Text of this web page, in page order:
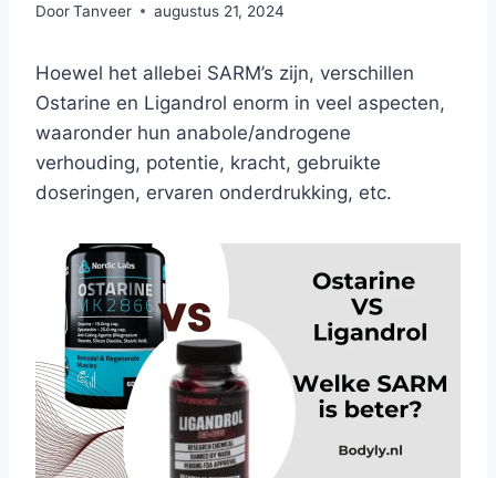
DoorTanveer augustus 21, 2024
Hoewel het allebei SARM’s zijn, verschillen
Ostarine en Ligandrol enorm in veel aspecten,
waaronder hun anabole/androgene
verhouding, potentie, kracht, gebruikte
doseringen, ervaren onderdrukking, etc.